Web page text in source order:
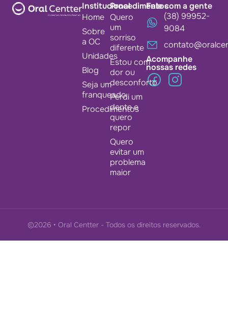
Institucional
Home
Sobre
a OC
Unidades
Blog
Seja um
franqueado
Procedimentos
Procedimentos
Quero
um
sorriso
diferente
Estou com
dor ou
desconforto
Perdi um
dente e
quero
repor
Quero
evitar um
problema
maior
Fale com a gente
(38) 99952-
9084
Acompanhe
nossas redes
©2026 • Oral Centter - Todos os direitos reservados.